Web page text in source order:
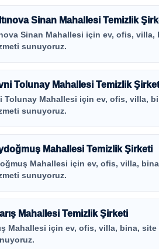
Sinan Mahallesi Temizlik
Sinan Mahallesi için ev, ofis,
sunuyoruz.
Tolunay Mahallesi Temizlik
Tolunay Mahallesi için ev, ofis, villa,
sunuyoruz.
Mahallesi Temizlik Şirketi
Mahallesi için ev, ofis, villa,
sunuyoruz.
Mahallesi Temizlik Şirketi
Mahallesi için ev, ofis, villa, bina, site